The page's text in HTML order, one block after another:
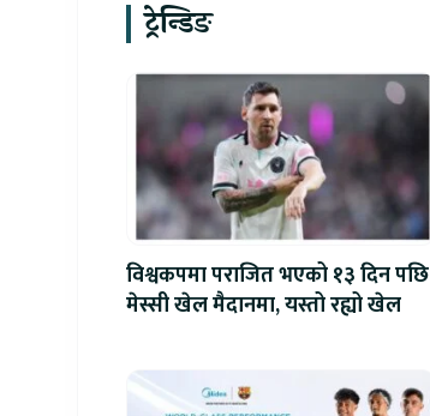
ट्रेन्डिङ
विश्वकपमा पराजित भएको १३ दिन पछि
मेस्सी खेल मैदानमा, यस्तो रह्यो खेल